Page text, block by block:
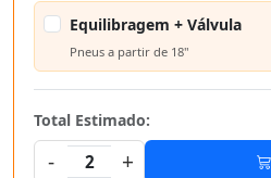
Equilibragem + Válvula
Pneus a partir de 18"
Total Estimado:
-
2 +